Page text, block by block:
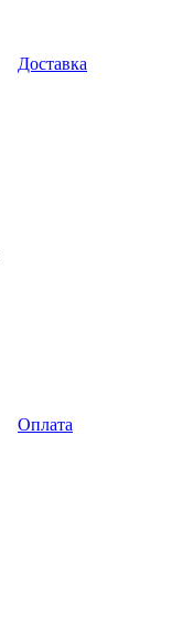
Доставка
Оплата